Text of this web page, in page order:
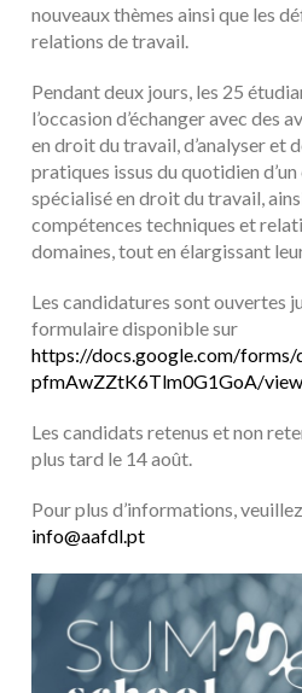
nouveaux thèmes ainsi que les
relations de travail.
Pendant deux jours, les 25
l’occasion d’échanger avec des
en droit du travail, d’analyser et
pratiques issus du quotidien
spécialisé en droit du travail,
compétences techniques et
domaines, tout en élargissant
Les candidatures sont ouvertes
formulaire disponible sur
https://docs.google.com/forms/
pfmAwZZtK6Tlm0G1GoA/
Les candidats retenus et non
plus tard le 14 août.
Pour plus d’informations,
info@aafdl.pt